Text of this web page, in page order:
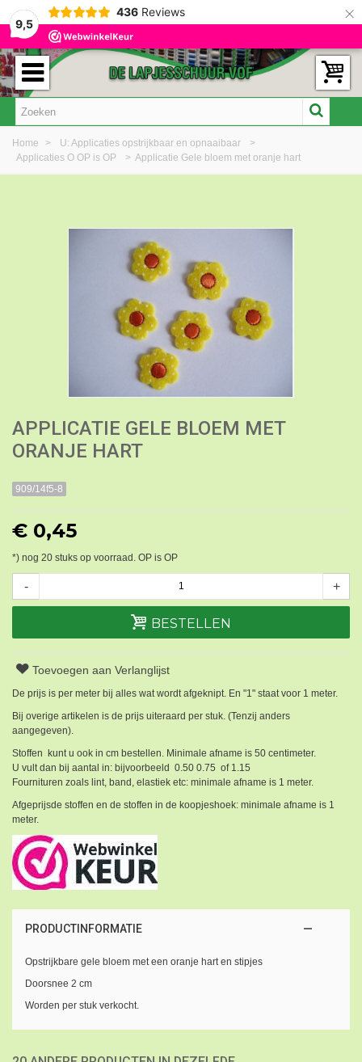
9,5
436 Reviews ×
Home > U: Applicaties opstrijkbaar en opnaaibaar
>
Applicaties O OP is OP
> Applicatie Gele bloem met oranje hart
APPLICATIE GELE BLOEM MET
ORANJE HART
909/14f5-8
€ 0,45
*) nog 20 stuks op voorraad. OP is OP
- +
BESTELLEN
Toevoegen aan Verlanglijst
De prijs is per meter bij alles wat wordt afgeknipt. En "1" staat voor 1 meter.
Bij overige artikelen is de prijs uiteraard per stuk. (Tenzij anders
aangegeven).
Stoffen kunt u ook in cm bestellen. Minimale afname is 50 centimeter.
U vult dan bij aantal in: bijvoorbeeld 0.50 0.75 of 1.15
Fournituren zoals lint, band, elastiek etc: minimale afname is 1 meter.
Afgeprijsde stoffen en de stoffen in de koopjeshoek: minimale afname is 1
meter.
PRODUCTINFORMATIE
Opstrijkbare gele bloem met een oranje hart en stipjes
Doorsnee 2 cm
Worden per stuk verkocht.